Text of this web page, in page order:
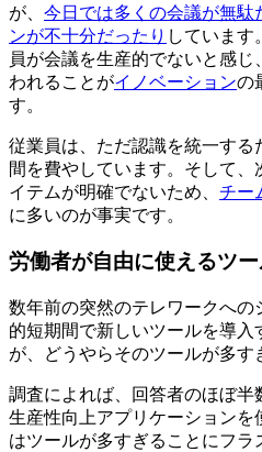
が、 今日では多くの会議が無駄
ンが不十分だったり しています
員が会議を生産的でないと感じ
われることがイノベーションの
す。
従業員は、ただ認識を統一す
間を費やしています。そして
イテムが明確でないため、 チー
に多いのが事実です。
労働者が自由に使えるツ
数年前の突然のテレワークへ
的短期間で新しいツールを導入
が、どうやらそのツールが多す
調査によれば、回答者のほぼ半
生産性向上アプリケーションを
はツールが多すぎることにフラ